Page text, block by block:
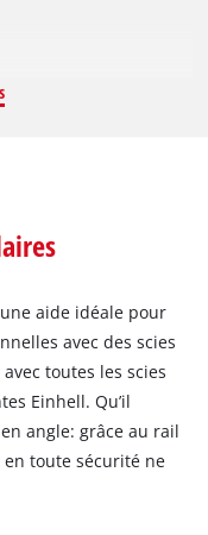
du rail. Grâce
aide idéale pour
avec des scies
toutes les scies
Einhell. Qu’il
angle: grâce au rail
toute sécurité ne